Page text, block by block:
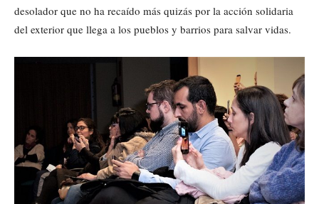
desolador que no ha recaído más quizás por la acción solidaria
del exterior que llega a los pueblos y barrios para salvar vidas.